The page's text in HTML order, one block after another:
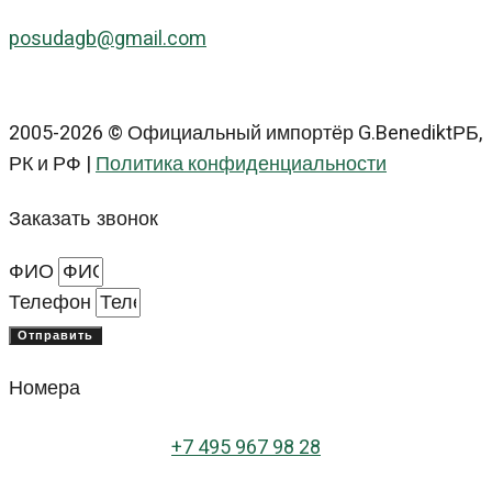
posudagb@gmail.com
2005-2026 © Официальный импортёр G.BenediktРБ,
РК и РФ |Политика конфиденциальности
Заказать звонок
ФИО
Телефон
Отправить
Номера
+7 495 967 98 28